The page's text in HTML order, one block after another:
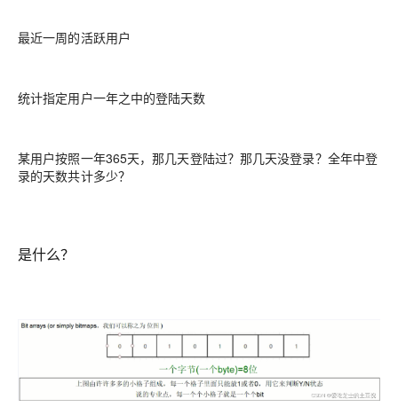
最近一周的活跃用户
统计指定用户一年之中的登陆天数
某用户按照一年365天，那几天登陆过？那几天没登录？全年中登
录的天数共计多少？
是什么？